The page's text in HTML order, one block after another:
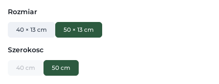
Rozmiar
40 × 13 cm 50 × 13 cm
Szerokosc
40 cm 50 cm